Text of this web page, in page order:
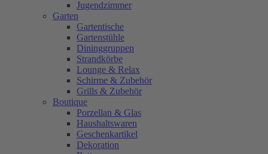
Jugendzimmer
Garten
Gartentische
Gartenstühle
Dininggruppen
Strandkörbe
Lounge & Relax
Schirme & Zubehör
Grills & Zubehör
Boutique
Porzellan & Glas
Haushaltswaren
Geschenkartikel
Dekoration